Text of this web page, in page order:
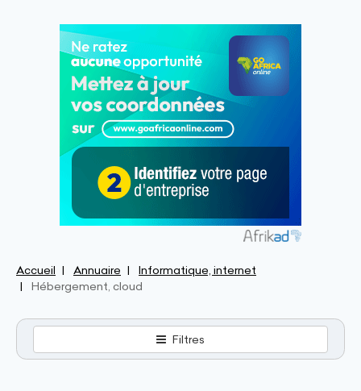
Accueil Annuaire
Informatique, internet
Hébergement, cloud
Filtres